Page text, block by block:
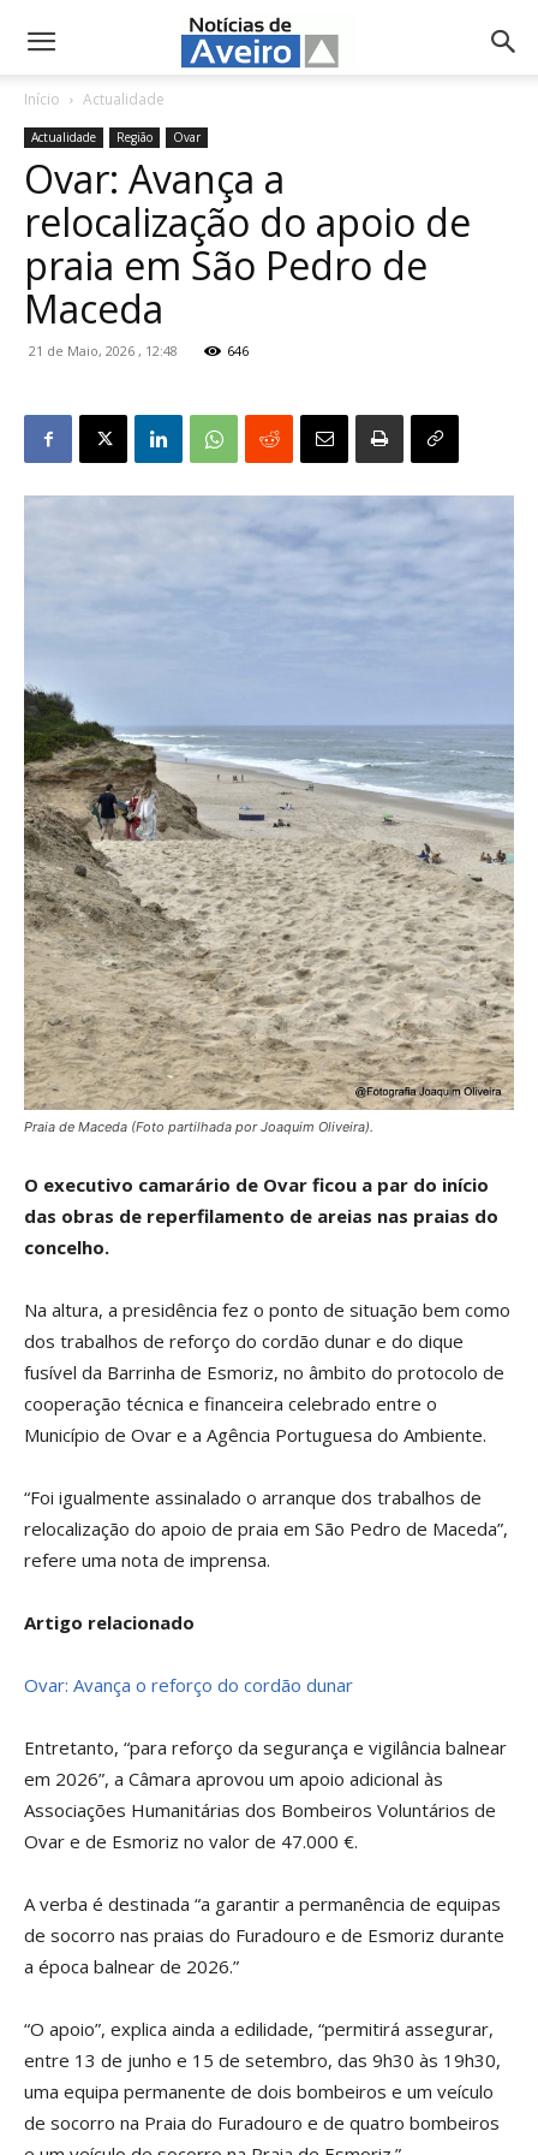
NotíciasdeAveiro.pt
Início Actualidade
Actualidade Região Ovar
Ovar: Avança a
relocalização do apoio de
praia em São Pedro de
Maceda
21 de Maio, 2026 , 12:48 646
Praia de Maceda (Foto partilhada por Joaquim Oliveira).
O executivo camarário de Ovar ficou a par do início
das obras de reperfilamento de areias nas praias do
concelho.
Na altura, a presidência fez o ponto de situação bem como
dos trabalhos de reforço do cordão dunar e do dique
fusível da Barrinha de Esmoriz, no âmbito do protocolo de
cooperação técnica e financeira celebrado entre o
Município de Ovar e a Agência Portuguesa do Ambiente.
“Foi igualmente assinalado o arranque dos trabalhos de
relocalização do apoio de praia em São Pedro de Maceda”,
refere uma nota de imprensa.
Artigo relacionado
Ovar: Avança o reforço do cordão dunar
Entretanto, “para reforço da segurança e vigilância balnear
em 2026”, a Câmara aprovou um apoio adicional às
Associações Humanitárias dos Bombeiros Voluntários de
Ovar e de Esmoriz no valor de 47.000 €.
A verba é destinada “a garantir a permanência de equipas
de socorro nas praias do Furadouro e de Esmoriz durante
a época balnear de 2026.”
“O apoio”, explica ainda a edilidade, “permitirá assegurar,
entre 13 de junho e 15 de setembro, das 9h30 às 19h30,
uma equipa permanente de dois bombeiros e um veículo
de socorro na Praia do Furadouro e de quatro bombeiros